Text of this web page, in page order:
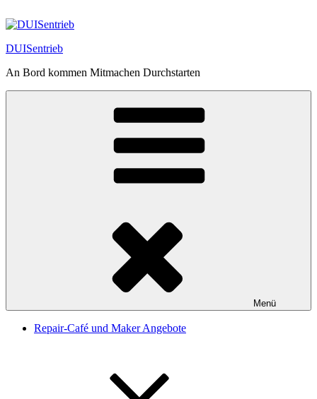
Inhalt
DUISentrieb
An Bord kommen Mitmachen Durchstarten
Menü
Repair-Café und Maker Angebote